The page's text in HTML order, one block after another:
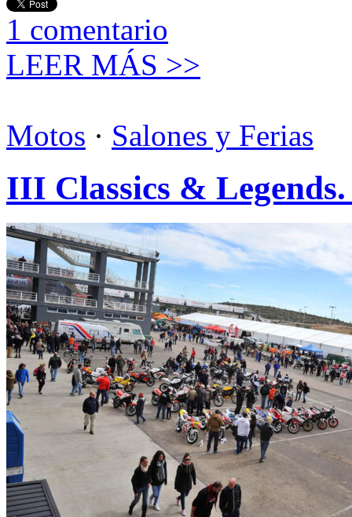
1 comentario
LEER MÁS >>
Motos · Salones y Ferias
III Classics &